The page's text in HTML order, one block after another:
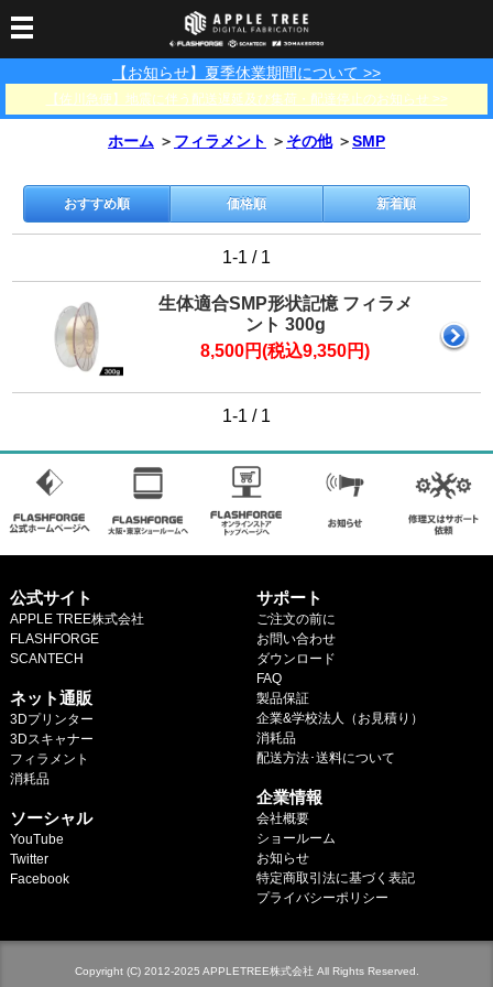
【お知らせ】夏季休業期間について >>
【佐川急便】地震に伴う配送遅延及び集荷・配達停止のお知らせ >>
3Dプリンター
3Dプリンター一覧 FLASHFORGE Bambu Lab
3Dスキャナー
3DMakerpro
フィラメント一覧 FLASHFORGE Bambu Lab
FusRock その他
光造形用レジン
DLP用レジン LCD用レジン エキマテ レジン
消耗品
部品
工具類
その他
フィラメント乾燥・防
湿ボックス
フィラメント保管用乾
燥剤
カプトンテープ
サポート
お問い合わせ ダウンロード FAQ
ショールーム
法人窓口
マイページ
カートを見る
ログイン
ホーム ＞ フィラメント ＞ その他 ＞SMP
おすすめ順 価格順 新着順
1-1 / 1
生体適合SMP形状記憶 フィラメ
ント 300g
8,500円(税込9,350円)
1-1 / 1
公式サイト
APPLE TREE株式会社
FLASHFORGE
SCANTECH
ネット通販
3Dプリンター
3Dスキャナー
フィラメント
消耗品
ソーシャル
YouTube
Twitter
Facebook
サポート
ご注文の前に
お問い合わせ
ダウンロード
FAQ
製品保証
企業&学校法人（お見積り）
消耗品
配送方法･送料について
企業情報
会社概要
ショールーム
お知らせ
特定商取引法に基づく表記
プライバシーポリシー
Copyright (C) 2012-2025 APPLETREE株式会社 All Rights Reserved.